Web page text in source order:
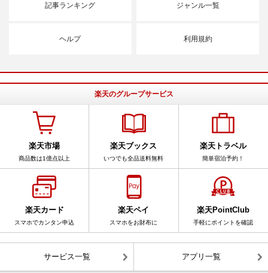
記事ランキング ジャンル一覧
ヘルプ 利用規約
楽天のグループサービス
楽天市場
商品数は1億点以上
楽天ブックス
いつでも全品送料無料
楽天トラベル
簡単宿泊予約！
楽天カード
スマホでカンタン申込
楽天ペイ
スマホをお財布に
楽天PointClub
手軽にポイントを確認
サービス一覧 アプリ一覧